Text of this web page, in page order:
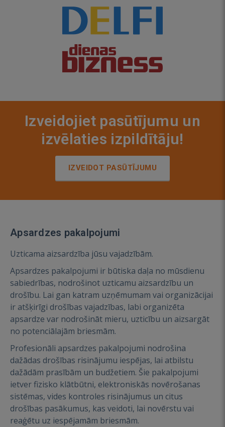
Izveidojiet pasūtījumu un
izvēlaties izpildītāju!
IZVEIDOT PASŪTĪJUMU
Apsardzes pakalpojumi
Uzticama aizsardzība jūsu vajadzībām.
Apsardzes pakalpojumi ir būtiska daļa no mūsdienu
sabiedrības, nodrošinot uzticamu aizsardzību un
drošību. Lai gan katram uzņēmumam vai organizācijai
ir atšķirīgi drošības vajadzības, labi organizēta
apsardze var nodrošināt mieru, uzticību un aizsargāt
no potenciālajām briesmām.
Profesionāli apsardzes pakalpojumi nodrošina
dažādas drošības risinājumu iespējas, lai atbilstu
dažādām prasībām un budžetiem. Šie pakalpojumi
ietver fizisko klātbūtni, elektroniskās novērošanas
sistēmas, vides kontroles risinājumus un citus
drošības pasākumus, kas veidoti, lai novērstu vai
reaģētu uz iespējamām briesmām.